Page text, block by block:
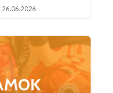
26.06.2026